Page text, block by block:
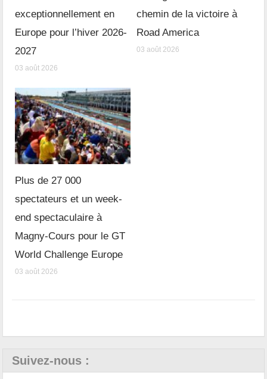
exceptionnellement en
Europe pour l’hiver 2026-
2027
03 août 2026
chemin de la victoire à
Road America
03 août 2026
Plus de 27 000
spectateurs et un week-
end spectaculaire à
Magny-Cours pour le GT
World Challenge Europe
03 août 2026
Suivez-nous :